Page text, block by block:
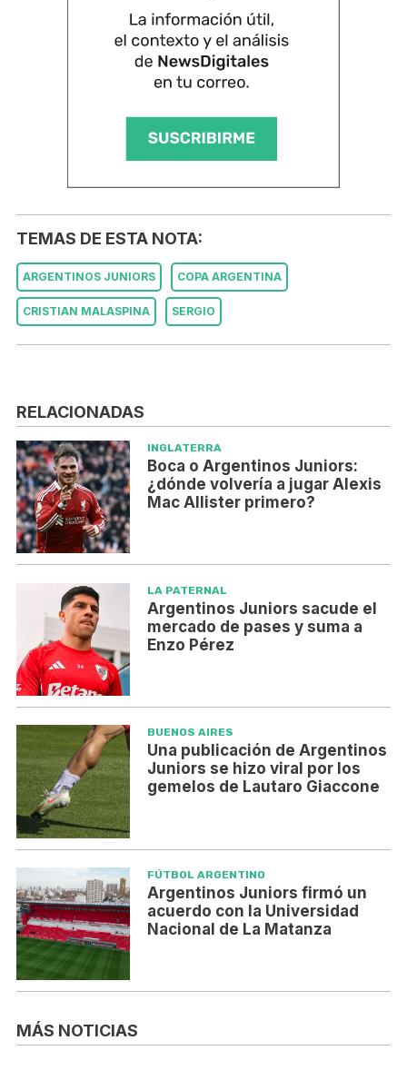
TEMAS DE ESTA NOTA:
ARGENTINOS JUNIORS COPA ARGENTINA
CRISTIAN MALASPINA SERGIO
RELACIONADAS
INGLATERRA
Boca o Argentinos Juniors:
¿dónde volvería a jugar Alexis
Mac Allister primero?
LA PATERNAL
Argentinos Juniors sacude el
mercado de pases y suma a
Enzo Pérez
BUENOS AIRES
Una publicación de Argentinos
Juniors se hizo viral por los
gemelos de Lautaro Giaccone
FÚTBOL ARGENTINO
Argentinos Juniors firmó un
acuerdo con la Universidad
Nacional de La Matanza
MÁS NOTICIAS